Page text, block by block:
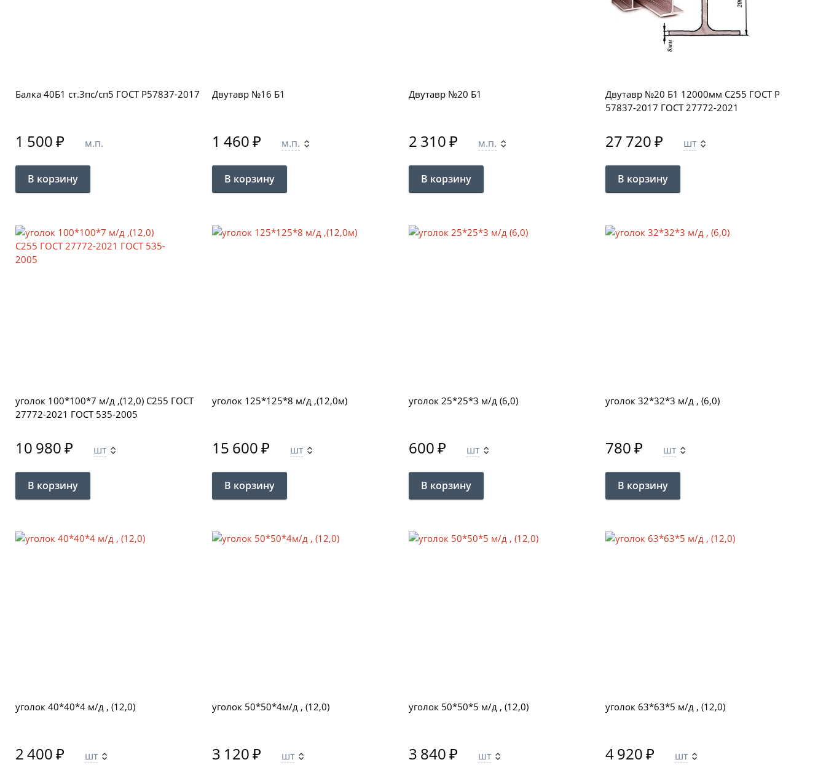
Балка 40Б1 ст.3пс/сп5 ГОСТ Р57837-2017
1 500₽ м.п.
Двутавр №16 Б1
1 460₽ м.п.
Двутавр №20 Б1
2 310₽ м.п.
Двутавр №20 Б1 12000мм С255 ГОСТ Р
57837-2017 ГОСТ 27772-2021
27 720₽ шт
уголок 100*100*7 м/д ,(12,0) С255 ГОСТ
27772-2021 ГОСТ 535-2005
10 980₽ шт
уголок 125*125*8 м/д ,(12,0м)
15 600₽ шт
уголок 25*25*3 м/д (6,0)
600₽ шт
уголок 32*32*3 м/д , (6,0)
780₽ шт
уголок 40*40*4 м/д , (12,0)
2 400₽ шт
уголок 50*50*4м/д , (12,0)
3 120₽ шт
уголок 50*50*5 м/д , (12,0)
3 840₽ шт
уголок 63*63*5 м/д , (12,0)
4 920₽ шт